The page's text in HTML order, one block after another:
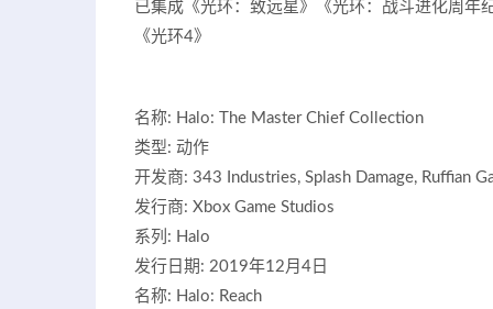
已集成《光环：致远星》《光环：战斗进化周
《光环4》
名称: Halo: The Master Chief Collection
类型: 动作
开发商: 343 Industries, Splash Damage, Ruffian
发行商: Xbox Game Studios
系列: Halo
发行日期: 2019年12月4日
名称: Halo: Reach